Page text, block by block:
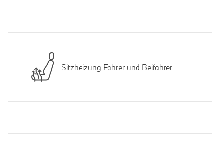
Sitzheizung Fahrer und Beifahrer